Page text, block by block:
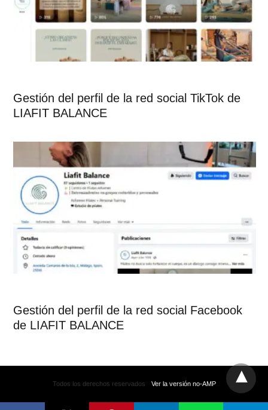
Gestión del perfil de la red social TikTok de
LIAFIT BALANCE
Gestión del perfil de la red social Facebook
de LIAFIT BALANCE
Todos los derechos reservados Ver la versión no-AMP